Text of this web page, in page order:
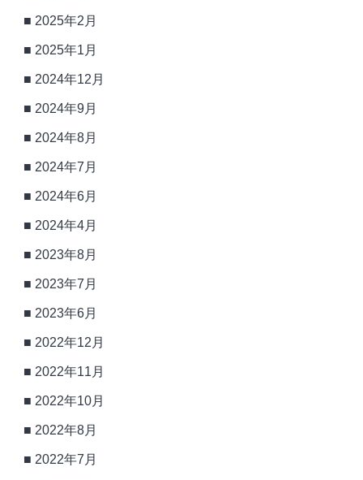
2025年2月
2025年1月
2024年12月
2024年9月
2024年8月
2024年7月
2024年6月
2024年4月
2023年8月
2023年7月
2023年6月
2022年12月
2022年11月
2022年10月
2022年8月
2022年7月